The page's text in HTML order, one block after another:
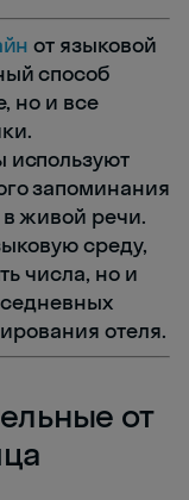
от языковой
способ
но и все
используют
запоминания
живой речи.
среду,
числа, но и
отеля.
от